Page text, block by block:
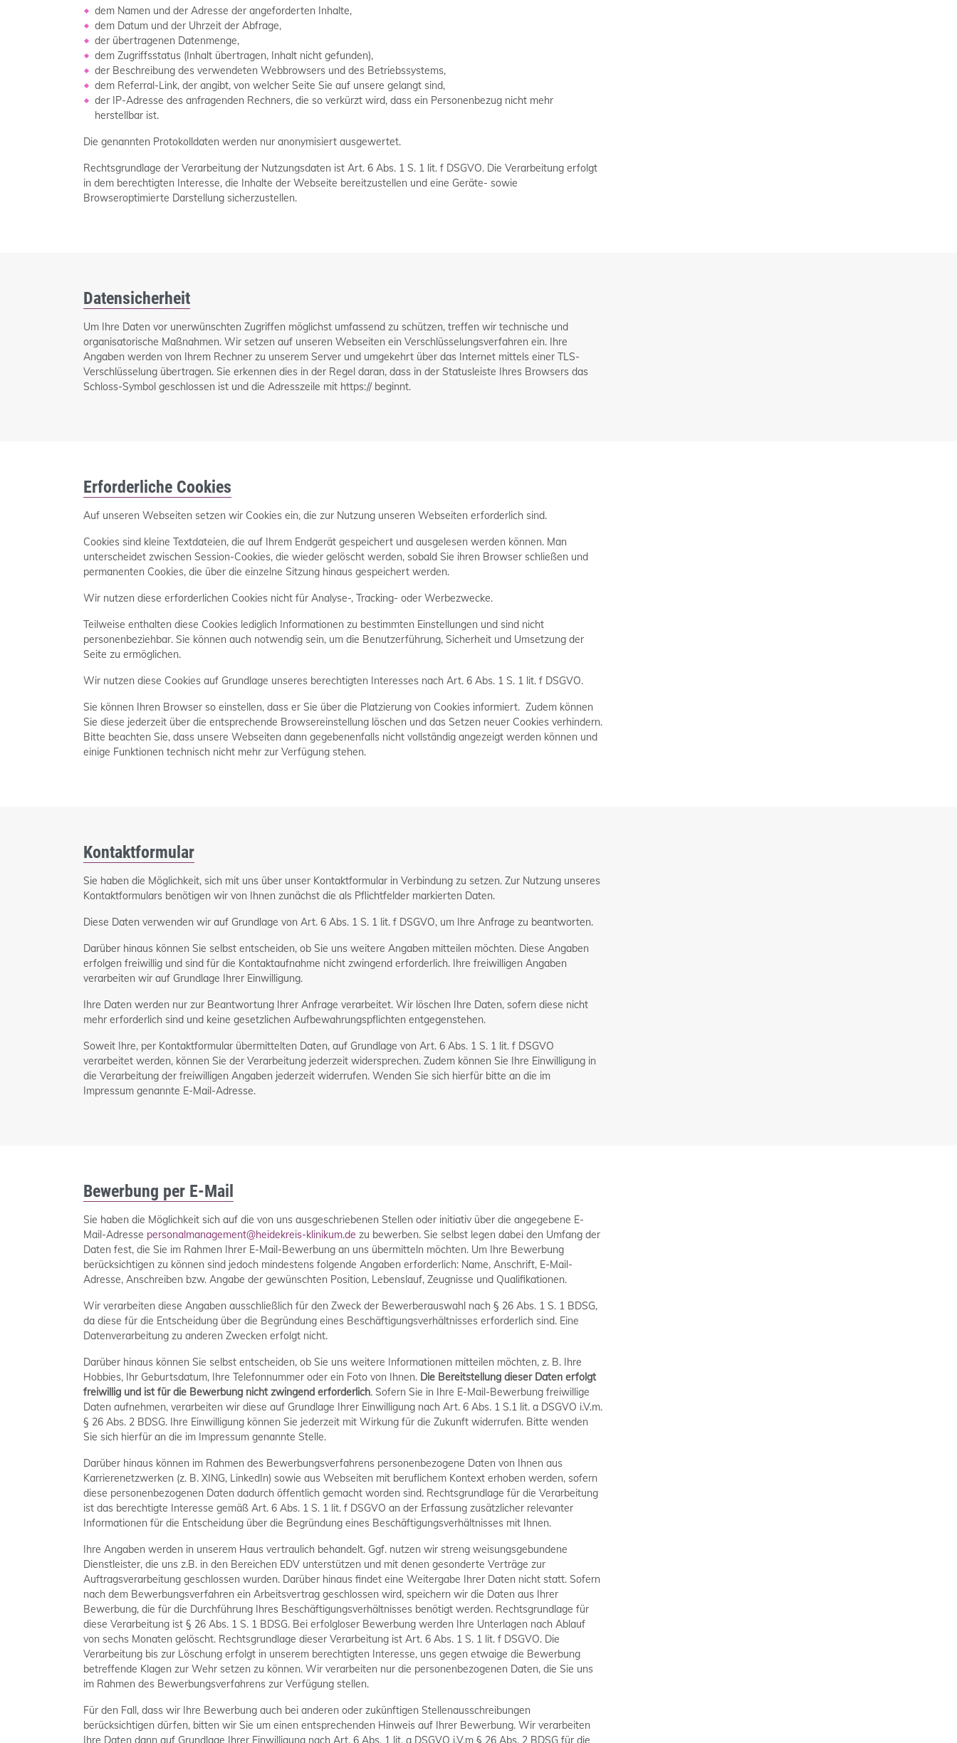
dem Namen und der Adresse der angeforderten Inhalte,
dem Datum und der Uhrzeit der Abfrage,
der übertragenen Datenmenge,
dem Zugriffsstatus (Inhalt übertragen, Inhalt nicht gefunden),
der Beschreibung des verwendeten Webbrowsers und des Betriebssystems,
dem Referral-Link, der angibt, von welcher Seite Sie auf unsere gelangt sind,
der IP-Adresse des anfragenden Rechners, die so verkürzt wird, dass ein Personenbezug nicht mehr
herstellbar ist.
Die genannten Protokolldaten werden nur anonymisiert ausgewertet.
Rechtsgrundlage der Verarbeitung der Nutzungsdaten ist Art. 6 Abs. 1 S. 1 lit. f DSGVO. Die Verarbeitung erfolgt
in dem berechtigten Interesse, die Inhalte der Webseite bereitzustellen und eine Geräte- sowie
Browseroptimierte Darstellung sicherzustellen.
Datensicherheit
Um Ihre Daten vor unerwünschten Zugriffen möglichst umfassend zu schützen, treffen wir technische und
organisatorische Maßnahmen. Wir setzen auf unseren Webseiten ein Verschlüsselungsverfahren ein. Ihre
Angaben werden von Ihrem Rechner zu unserem Server und umgekehrt über das Internet mittels einer TLS-
Verschlüsselung übertragen. Sie erkennen dies in der Regel daran, dass in der Statusleiste Ihres Browsers das
Schloss-Symbol geschlossen ist und die Adresszeile mit https:// beginnt.
Erforderliche Cookies
Auf unseren Webseiten setzen wir Cookies ein, die zur Nutzung unseren Webseiten erforderlich sind.
Cookies sind kleine Textdateien, die auf Ihrem Endgerät gespeichert und ausgelesen werden können. Man
unterscheidet zwischen Session-Cookies, die wieder gelöscht werden, sobald Sie ihren Browser schließen und
permanenten Cookies, die über die einzelne Sitzung hinaus gespeichert werden.
Wir nutzen diese erforderlichen Cookies nicht für Analyse-, Tracking- oder Werbezwecke.
Teilweise enthalten diese Cookies lediglich Informationen zu bestimmten Einstellungen und sind nicht
personenbeziehbar. Sie können auch notwendig sein, um die Benutzerführung, Sicherheit und Umsetzung der
Seite zu ermöglichen.
Wir nutzen diese Cookies auf Grundlage unseres berechtigten Interesses nach Art. 6 Abs. 1 S. 1 lit. f DSGVO.
Sie können Ihren Browser so einstellen, dass er Sie über die Platzierung von Cookies informiert. Zudem können
Sie diese jederzeit über die entsprechende Browsereinstellung löschen und das Setzen neuer Cookies verhindern.
Bitte beachten Sie, dass unsere Webseiten dann gegebenenfalls nicht vollständig angezeigt werden können und
einige Funktionen technisch nicht mehr zur Verfügung stehen.
Kontaktformular
Sie haben die Möglichkeit, sich mit uns über unser Kontaktformular in Verbindung zu setzen. Zur Nutzung unseres
Kontaktformulars benötigen wir von Ihnen zunächst die als Pflichtfelder markierten Daten.
Diese Daten verwenden wir auf Grundlage von Art. 6 Abs. 1 S. 1 lit. f DSGVO, um Ihre Anfrage zu beantworten.
Darüber hinaus können Sie selbst entscheiden, ob Sie uns weitere Angaben mitteilen möchten. Diese Angaben
erfolgen freiwillig und sind für die Kontaktaufnahme nicht zwingend erforderlich. Ihre freiwilligen Angaben
verarbeiten wir auf Grundlage Ihrer Einwilligung.
Ihre Daten werden nur zur Beantwortung Ihrer Anfrage verarbeitet. Wir löschen Ihre Daten, sofern diese nicht
mehr erforderlich sind und keine gesetzlichen Aufbewahrungspflichten entgegenstehen.
Soweit Ihre, per Kontaktformular übermittelten Daten, auf Grundlage von Art. 6 Abs. 1 S. 1 lit. f DSGVO
verarbeitet werden, können Sie der Verarbeitung jederzeit widersprechen. Zudem können Sie Ihre Einwilligung in
die Verarbeitung der freiwilligen Angaben jederzeit widerrufen. Wenden Sie sich hierfür bitte an die im
Impressum genannte E-Mail-Adresse.
Bewerbung per E-Mail
Sie haben die Möglichkeit sich auf die von uns ausgeschriebenen Stellen oder initiativ über die angegebene E-
Mail-Adresse personalmanagement@heidekreis-klinikum.de zu bewerben. Sie selbst legen dabei den Umfang der
Daten fest, die Sie im Rahmen Ihrer E-Mail-Bewerbung an uns übermitteln möchten. Um Ihre Bewerbung
berücksichtigen zu können sind jedoch mindestens folgende Angaben erforderlich: Name, Anschrift, E-Mail-
Adresse, Anschreiben bzw. Angabe der gewünschten Position, Lebenslauf, Zeugnisse und Qualifikationen.
Wir verarbeiten diese Angaben ausschließlich für den Zweck der Bewerberauswahl nach § 26 Abs. 1 S. 1 BDSG,
da diese für die Entscheidung über die Begründung eines Beschäftigungsverhältnisses erforderlich sind. Eine
Datenverarbeitung zu anderen Zwecken erfolgt nicht.
Darüber hinaus können Sie selbst entscheiden, ob Sie uns weitere Informationen mitteilen möchten, z. B. Ihre
Hobbies, Ihr Geburtsdatum, Ihre Telefonnummer oder ein Foto von Ihnen. Die Bereitstellung dieser Daten erfolgt
freiwillig und ist für die Bewerbung nicht zwingend erforderlich. Sofern Sie in Ihre E-Mail-Bewerbung freiwillige
Daten aufnehmen, verarbeiten wir diese auf Grundlage Ihrer Einwilligung nach Art. 6 Abs. 1 S.1 lit. a DSGVO i.V.m.
§ 26 Abs. 2 BDSG. Ihre Einwilligung können Sie jederzeit mit Wirkung für die Zukunft widerrufen. Bitte wenden
Sie sich hierfür an die im Impressum genannte Stelle.
Darüber hinaus können im Rahmen des Bewerbungsverfahrens personenbezogene Daten von Ihnen aus
Karrierenetzwerken (z. B. XING, LinkedIn) sowie aus Webseiten mit beruflichem Kontext erhoben werden, sofern
diese personenbezogenen Daten dadurch öffentlich gemacht worden sind. Rechtsgrundlage für die Verarbeitung
ist das berechtigte Interesse gemäß Art. 6 Abs. 1 S. 1 lit. f DSGVO an der Erfassung zusätzlicher relevanter
Informationen für die Entscheidung über die Begründung eines Beschäftigungsverhältnisses mit Ihnen.
Ihre Angaben werden in unserem Haus vertraulich behandelt. Ggf. nutzen wir streng weisungsgebundene
Dienstleister, die uns z.B. in den Bereichen EDV unterstützen und mit denen gesonderte Verträge zur
Auftragsverarbeitung geschlossen wurden. Darüber hinaus findet eine Weitergabe Ihrer Daten nicht statt. Sofern
nach dem Bewerbungsverfahren ein Arbeitsvertrag geschlossen wird, speichern wir die Daten aus Ihrer
Bewerbung, die für die Durchführung Ihres Beschäftigungsverhältnisses benötigt werden. Rechtsgrundlage für
diese Verarbeitung ist § 26 Abs. 1 S. 1 BDSG. Bei erfolgloser Bewerbung werden Ihre Unterlagen nach Ablauf
von sechs Monaten gelöscht. Rechtsgrundlage dieser Verarbeitung ist Art. 6 Abs. 1 S. 1 lit. f DSGVO. Die
Verarbeitung bis zur Löschung erfolgt in unserem berechtigten Interesse, uns gegen etwaige die Bewerbung
betreffende Klagen zur Wehr setzen zu können. Wir verarbeiten nur die personenbezogenen Daten, die Sie uns
im Rahmen des Bewerbungsverfahrens zur Verfügung stellen.
Für den Fall, dass wir Ihre Bewerbung auch bei anderen oder zukünftigen Stellenausschreibungen
berücksichtigen dürfen, bitten wir Sie um einen entsprechenden Hinweis auf Ihrer Bewerbung. Wir verarbeiten
Ihre Daten dann auf Grundlage Ihrer Einwilligung nach Art. 6 Abs. 1 lit. a DSGVO i.V.m § 26 Abs. 2 BDSG für die